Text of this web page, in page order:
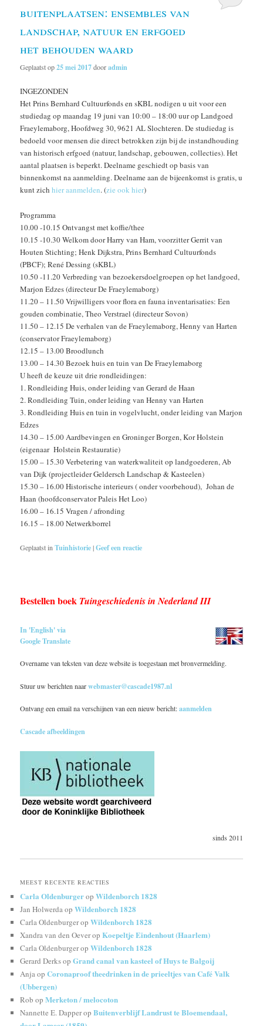
buitenplaatsen: ensembles van
landschap, natuur en erfgoed
het behouden waard
Geplaatst op25 mei 2017dooradmin
INGEZONDEN
Het Prins Bernhard Cultuurfonds en sKBL nodigen u uit voor een
studiedag op maandag 19 juni van 10:00 – 18:00 uur op Landgoed
Fraeylemaborg, Hoofdweg 30, 9621 AL Slochteren. De studiedag is
bedoeld voor mensen die direct betrokken zijn bij de instandhouding
van historisch erfgoed (natuur, landschap, gebouwen, collecties). Het
aantal plaatsen is beperkt. Deelname geschiedt op basis van
binnenkomst na aanmelding. Deelname aan de bijeenkomst is gratis, u
kunt zichhier aanmelden. (zie ook hier)
Programma
10.00 -10.15 Ontvangst met koffie/thee
10.15 -10.30 Welkom door Harry van Ham, voorzitter Gerrit van
Houten Stichting; Henk Dijkstra, Prins Bernhard Cultuurfonds
(PBCF); René Dessing (sKBL)
10.50 -11.20 Verbreding van bezoekersdoelgroepen op het landgoed,
Marjon Edzes (directeur De Fraeylemaborg)
11.20 – 11.50 Vrijwilligers voor flora en fauna inventarisaties: Een
gouden combinatie, Theo Verstrael (directeur Sovon)
11.50 – 12.15 De verhalen van de Fraeylemaborg, Henny van Harten
(conservator Fraeylemaborg)
12.15 – 13.00 Broodlunch
13.00 – 14.30 Bezoek huis en tuin van De Fraeylemaborg
U heeft de keuze uit drie rondleidingen:
1. Rondleiding Huis, onder leiding van Gerard de Haan
2. Rondleiding Tuin, onder leiding van Henny van Harten
3. Rondleiding Huis en tuin in vogelvlucht, onder leiding van Marjon
Edzes
14.30 – 15.00 Aardbevingen en Groninger Borgen, Kor Holstein
(eigenaar Holstein Restauratie)
15.00 – 15.30 Verbetering van waterkwaliteit op landgoederen, Ab
van Dijk (projectleider Geldersch Landschap & Kasteelen)
15.30 – 16.00 Historische interieurs ( onder voorbehoud), Johan de
Haan (hoofdconservator Paleis Het Loo)
16.00 – 16.15 Vragen / afronding
16.15 – 18.00 Netwerkborrel
Geplaatst in Tuinhistorie|Geef een reactie
Bestellen boek Tuingeschiedenis in Nederland III
In 'English' via
Google Translate
Overname van teksten van deze website is toegestaan met bronvermelding.
Stuur uw berichten naarwebmaster@cascade1987.nl
Ontvang een email na verschijnen van een nieuw bericht:aanmelden
Cascade afbeeldingen
sinds 2011
MEEST RECENTE REACTIES
Carla OldenburgeropWildenborch 1828
Jan HolwerdaopWildenborch 1828
Carla OldenburgeropWildenborch 1828
Xandra van den OeveropKoepeltje Eindenhout (Haarlem)
Carla OldenburgeropWildenborch 1828
Gerard DerksopGrand canal van kasteel of Huys te Balgoij
AnjaopCoronaproof theedrinken in de prieeltjes van Café Valk
(Ubbergen)
Rob opMerketon / melocoton
Nannette E. DapperopBuitenverblijf Landrust te Bloemendaal,